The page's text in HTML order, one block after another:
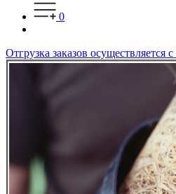
0
Отгрузка заказов осуществляется